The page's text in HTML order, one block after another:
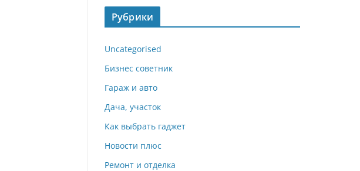
Рубрики
Uncategorised
Бизнес советник
Гараж и авто
Дача, участок
Как выбрать гаджет
Новости плюс
Ремонт и отделка